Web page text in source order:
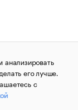
прав
Сообщения
надзору в сфере
номером ИА
Отдельные
анализировать
его лучше.
с